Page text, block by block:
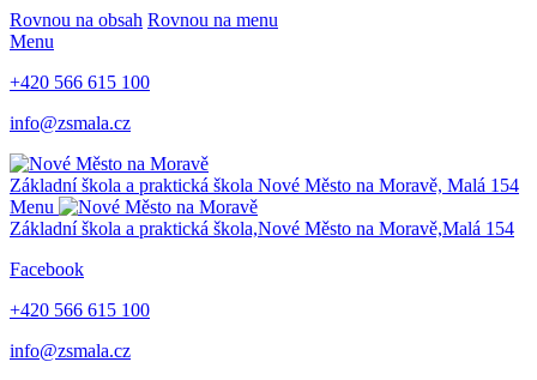
Rovnou na obsah Rovnou na menu
Menu
+420 566 615 100
info@zsmala.cz
Základní škola a praktická škola Nové Město na Moravě, Malá 154
Menu
Základní škola a praktická škola,Nové Město na Moravě,Malá 154
Facebook
+420 566 615 100
info@zsmala.cz